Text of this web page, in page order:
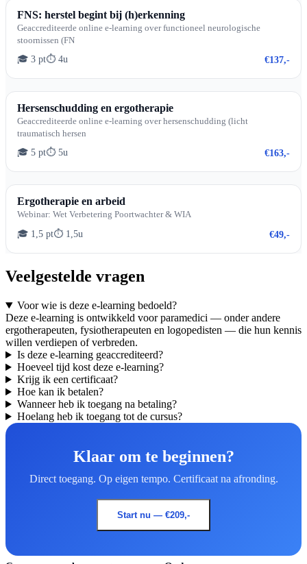
FNS: herstel begint bij (h)erkenning
Geaccrediteerde online e-learning over functioneel neurologische
stoornissen (FN
🎓 3 pt⏱ 4u €137,-
Hersenschudding en ergotherapie
Geaccrediteerde online e-learning over hersenschudding (licht
traumatisch hersen
🎓 5 pt⏱ 5u €163,-
Ergotherapie en arbeid
Webinar: Wet Verbetering Poortwachter & WIA
🎓 1,5 pt⏱ 1,5u €49,-
Veelgestelde vragen
Voor wie is deze e-learning bedoeld?
Deze e-learning is ontwikkeld voor paramedici — onder andere
ergotherapeuten, fysiotherapeuten en logopedisten — die hun kennis
willen verdiepen of verbreden.
Is deze e-learning geaccrediteerd?
Hoeveel tijd kost deze e-learning?
Krijg ik een certificaat?
Hoe kan ik betalen?
Wanneer heb ik toegang na betaling?
Hoelang heb ik toegang tot de cursus?
Klaar om te beginnen?
Direct toegang. Op eigen tempo. Certificaat na afronding.
Start nu — €209,-